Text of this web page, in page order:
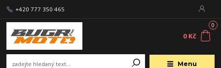
Menu
+420 777 350 465
0
0 Kč